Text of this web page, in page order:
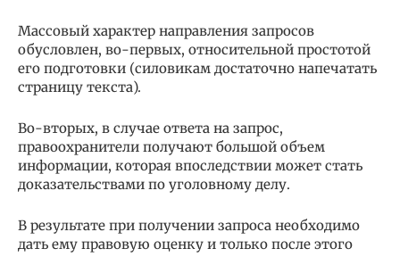
Массовый характер направления запросов
обусловлен, во-первых, относительной простотой
его подготовки (силовикам достаточно напечатать
страницу текста).
Во-вторых, в случае ответа на запрос,
правоохранители получают большой объем
информации, которая впоследствии может стать
доказательствами по уголовному делу.
В результате при получении запроса необходимо
дать ему правовую оценку и только после этого